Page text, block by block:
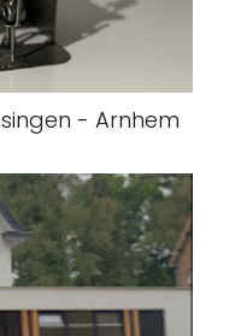
- Arnhem